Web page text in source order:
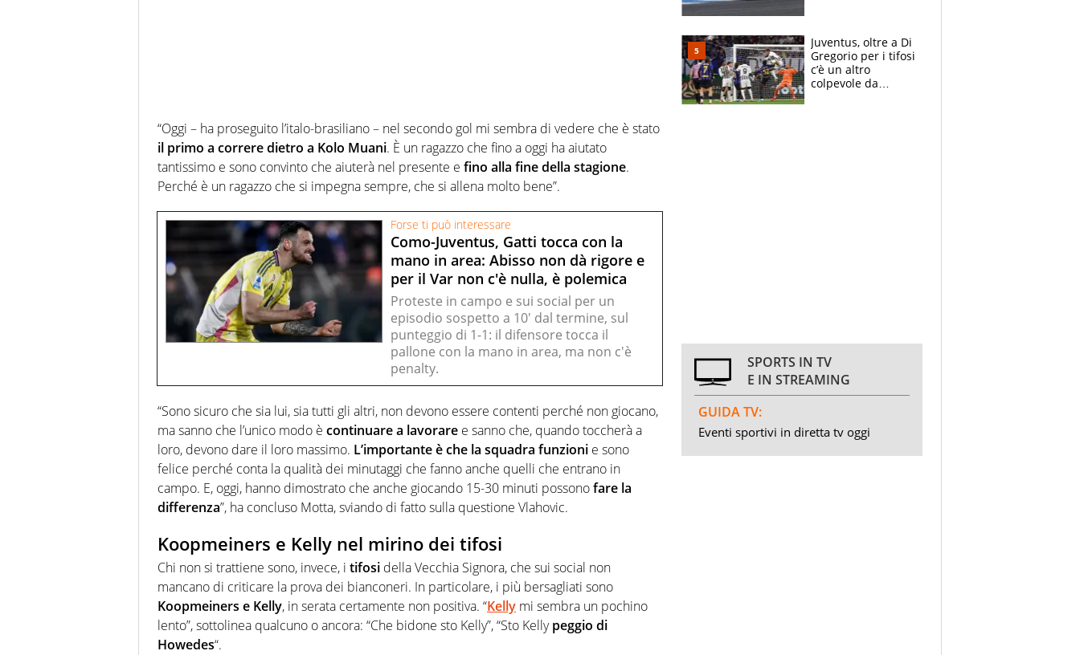
“Oggi – ha proseguito l’italo-brasiliano – nel secondo gol mi sembra di vedere che è stato
il primo a correre dietro a Kolo Muani. È un ragazzo che fino a oggi ha aiutato
tantissimo e sono convinto che aiuterà nel presente e fino alla fine della stagione.
Perché è un ragazzo che si impegna sempre, che si allena molto bene”.
Forse ti può interessare
Como-Juventus, Gatti tocca con la
mano in area: Abisso non dà rigore e
per il Var non c'è nulla, è polemica
Proteste in campo e sui social per un
episodio sospetto a 10' dal termine, sul
punteggio di 1-1: il difensore tocca il
pallone con la mano in area, ma non c'è
penalty.
“Sono sicuro che sia lui, sia tutti gli altri, non devono essere contenti perché non giocano,
ma sanno che l’unico modo è continuare a lavorare e sanno che, quando toccherà a
loro, devono dare il loro massimo. L’importante è che la squadra funzioni e sono
felice perché conta la qualità dei minutaggi che fanno anche quelli che entrano in
campo. E, oggi, hanno dimostrato che anche giocando 15-30 minuti possonofare la
differenza”, ha concluso Motta, sviando di fatto sulla questione Vlahovic.
Koopmeiners e Kelly nel mirino dei tifosi
Chi non si trattiene sono, invece, i tifosi della Vecchia Signora, che sui social non
mancano di criticare la prova dei bianconeri. In particolare, i più bersagliati sono
Koopmeiners e Kelly, in serata certamente non positiva. “Kelly mi sembra un pochino
lento”, sottolinea qualcuno o ancora: “Che bidone sto Kelly”, “Sto Kellypeggio di
Howedes“.
da Martin
Juventus, oltre a Di
Gregorio per i tifosi
c’è un altro
colpevole da
SPORTS IN TV
E IN STREAMING
GUIDA TV:
Eventi sportivi in diretta tv oggi